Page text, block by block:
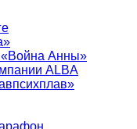
«Война Анны»
ALBA